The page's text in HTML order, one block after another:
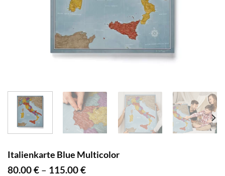
Italienkarte Blue Multicolor
80.00€ – 115.00€